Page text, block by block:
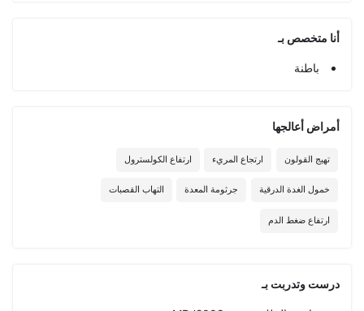
أنا متخصص بـ
باطنة
أمراض أعالجها
تهيج القولون ارتجاع المريء ارتفاع الكولسترول
خمول الغدة الدرقية جرثومة المعدة التهاب القصبات
ارتفاع ضغط الدم
درست وتدربت بـ